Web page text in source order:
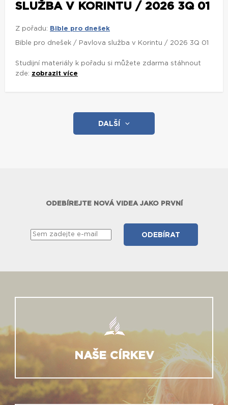
SLUŽBA V KORINTU / 2026 3Q 01
Z pořadu: Bible pro dnešek
Bible pro dnešek / Pavlova služba v Korintu / 2026 3Q 01
Studijní materiály k pořadu si můžete zdarma stáhnout
zde: zobrazit více
DALŠÍ
ODEBÍREJTE NOVÁ VIDEA JAKO PRVNÍ
NAŠE CÍRKEV